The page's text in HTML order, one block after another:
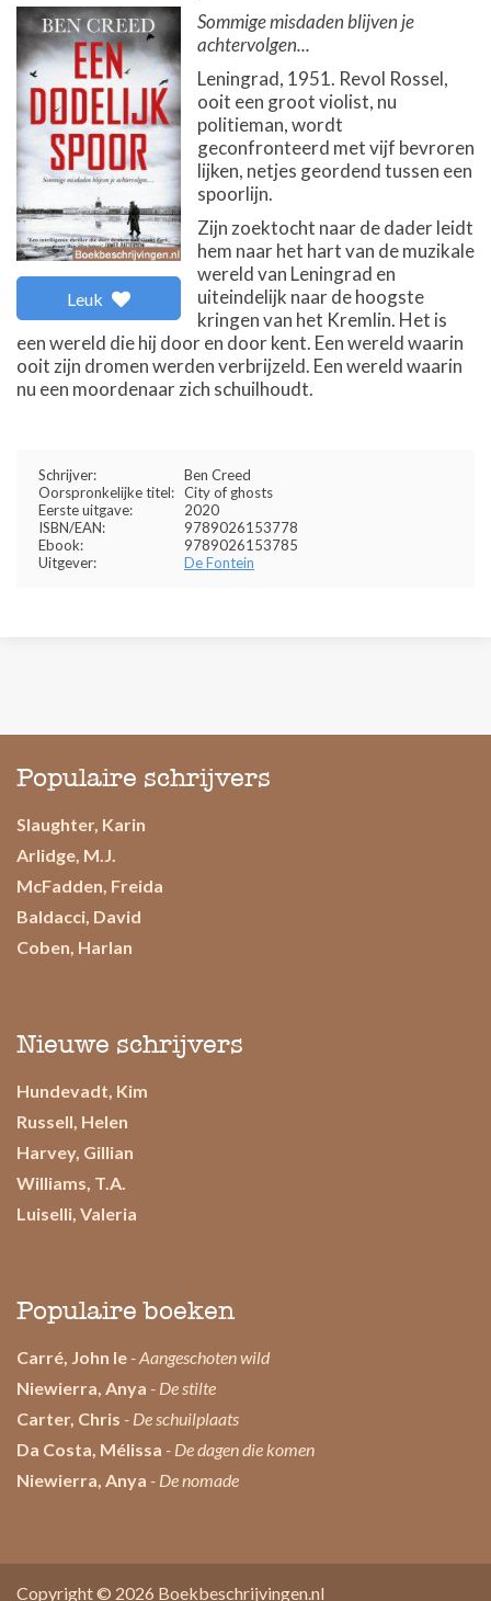
Leuk
Sommige misdaden blijven je
achtervolgen...
Leningrad, 1951. Revol Rossel,
ooit een groot violist, nu
politieman, wordt
geconfronteerd met vijf bevroren
lijken, netjes geordend tussen een
spoorlijn.
Zijn zoektocht naar de dader leidt
hem naar het hart van de muzikale
wereld van Leningrad en
uiteindelijk naar de hoogste
kringen van het Kremlin. Het is
een wereld die hij door en door kent. Een wereld waarin
ooit zijn dromen werden verbrijzeld. Een wereld waarin
nu een moordenaar zich schuilhoudt.
Schrijver:
Ben Creed
Oorspronkelijke titel: City of ghosts
Eerste uitgave:
2020
ISBN/EAN:
9789026153778
Ebook:
9789026153785
Uitgever:
De Fontein
Populaire schrijvers
Slaughter, Karin
Arlidge, M.J.
McFadden, Freida
Baldacci, David
Coben, Harlan
Nieuwe schrijvers
Hundevadt, Kim
Russell, Helen
Harvey, Gillian
Williams, T.A.
Luiselli, Valeria
Populaire boeken
Carré, John le - Aangeschoten wild
Niewierra, Anya - De stilte
Carter, Chris - De schuilplaats
Da Costa, Mélissa - De dagen die komen
Niewierra, Anya - De nomade
Copyright © 2026 Boekbeschrijvingen.nl